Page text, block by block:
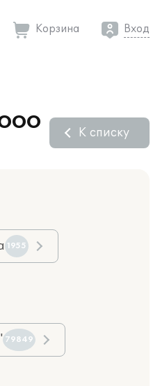
Корзина Вход
ООО
К списку
1955
79849